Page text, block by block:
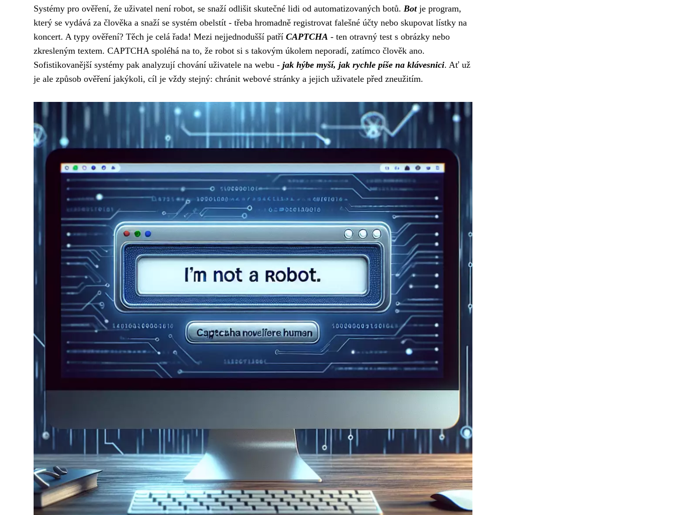
Systémy pro ověření, že uživatel není robot, se snaží odlišit skutečné lidi od automatizovaných botů. Botje program,
který se vydává za člověka a snaží se systém obelstít - třeba hromadně registrovat falešné účty nebo skupovat lístky na
koncert. A typy ověření? Těch je celá řada! Mezi nejjednodušší patří CAPTCHA - ten otravný test s obrázky nebo
zkresleným textem. CAPTCHA spoléhá na to, že robot si s takovým úkolem neporadí, zatímco člověk ano.
Sofistikovanější systémy pak analyzují chování uživatele na webu - jak hýbe myší, jak rychle píše na klávesnici. Ať už
je ale způsob ověření jakýkoli, cíl je vždy stejný: chránit webové stránky a jejich uživatele před zneužitím.